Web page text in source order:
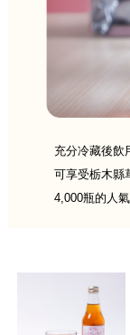
充分冷藏後飲
可享受栃木縣
4,000瓶的人氣